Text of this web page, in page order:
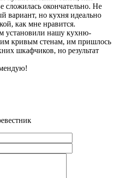
сложилась окончательно. Не
вариант, но кухня идеально
как мне нравится.
установили нашу кухню-
кривым стенам, им пришлось
шкафчиков, но результат